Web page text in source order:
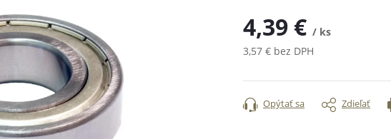
4,39 € / ks
3,57 € bez DPH
cena:
Opýtať sa Zdieľať